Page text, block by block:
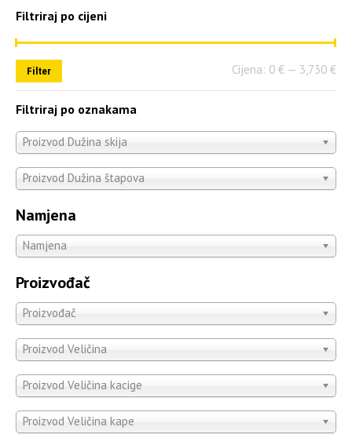
Filtriraj po cijeni
Filter Cijena: 0 € — 3,730 €
Filtriraj po oznakama
Proizvod Dužina skija
Proizvod Dužina štapova
Namjena
Namjena
Proizvođač
Proizvođač
Proizvod Veličina
Proizvod Veličina kacige
Proizvod Veličina kape